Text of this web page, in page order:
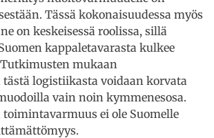
Tässä kokonaisuudessa myös
on keskeisessä roolissa, sillä
kappaletavarasta kulkee
mukaan
logistiikasta voidaan korvata
vain noin kymmenesosa.
ei ole Suomelle